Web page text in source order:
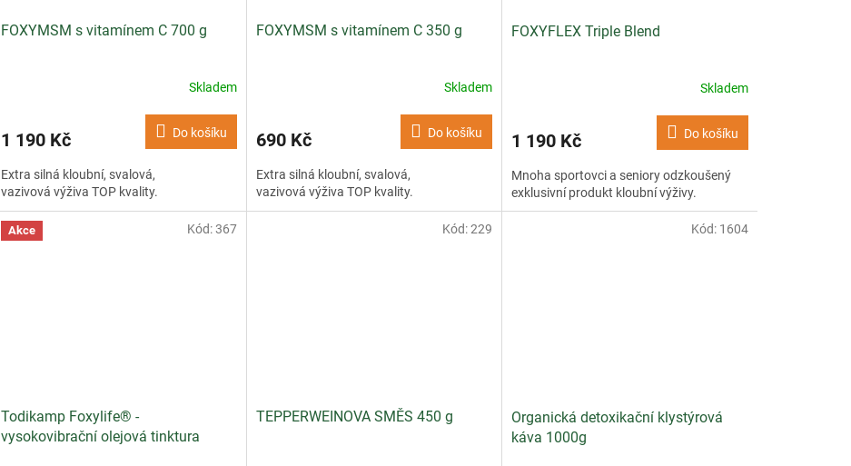
FOXYMSM s vitamínem C 700 g
Skladem
1 190 Kč Do košíku
Extra silná kloubní, svalová,
vazivová výživa TOP kvality.
FOXYMSM s vitamínem C 350 g
Skladem
690 Kč Do košíku
Extra silná kloubní, svalová,
vazivová výživa TOP kvality.
FOXYFLEX Triple Blend
Skladem
1 190 Kč Do košíku
Mnoha sportovci a seniory odzkoušený
exklusivní produkt kloubní výživy.
Akce
Todikamp Foxylife® -
vysokovibrační olejová tinktura
Kód:367
TEPPERWEINOVA SMĚS 450 g
Kód:229
Organická detoxikační klystýrová
káva 1000g
Kód: 1604